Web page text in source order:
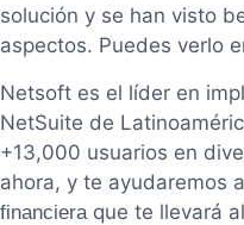
solución y se han visto
aspectos. Puedes verlo
Netsoft es el líder en
NetSuite de
+13,000 usuarios en
ahora, y te ayudaremos a
financiera que te llevará